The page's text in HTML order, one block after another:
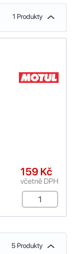
1 Produkty
159 Kč
včetně DPH
5 Produkty